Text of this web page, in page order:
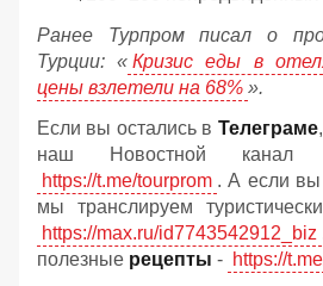
Ранее Турпром писал о
Турции: « Кризис еды в
цены взлетели на 68% ».
Если вы остались в Телеграме
наш Новостной
https://t.me/tourprom . А если
мы транслируем
https://max.ru/id7743542912_biz
полезные рецепты - https://